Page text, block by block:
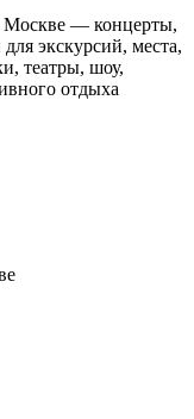
Москве — концерты,
экскурсий, места,
театры, шоу,
отдыха